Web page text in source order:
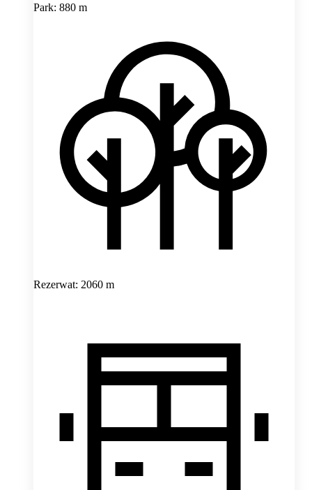
Park: 880 m
Rezerwat: 2060 m